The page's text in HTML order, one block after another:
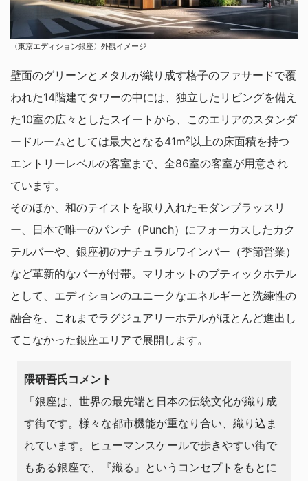
〈東京エディション銀座〉外観イメージ
壁面のグリーンとメタルが織り成す格子のファサードで覆
われた14階建てタワーの中には、独立したリビングを備え
た10室の広々としたスイートから、このエリアのスタンダ
ードルームとしては最大となる41m²以上の床面積を持つ
エントリーレベルの客室まで、全86室の客室が用意され
ています。
そのほか、和のテイストを取り入れたモダンブラッスリ
ー、日本で唯一のパンチ（Punch）にフォーカスしたカク
テルバーや、銀座初のナチュラルワインバー（季節営業）
など革新的なバーが付帯。マリオットのブティックホテル
として、エディションのユニークなエネルギーと洗練性の
融合を、これまでラグジュアリーホテルがほとんど進出し
てこなかった銀座エリアで展開します。
隈研吾氏コメント
「銀座は、世界の最先端と日本の伝統文化が織り成
す街です。様々な都市機能が重なり合い、織り込ま
れています。ヒューマンスケールで歩きやすい街で
もある銀座で、『織る』というコンセプトをもとに